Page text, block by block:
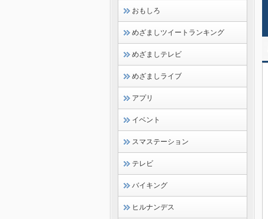
おもしろ
めざましツイートランキング
めざましテレビ
めざましライブ
アプリ
イベント
スマステーション
テレビ
バイキング
ヒルナンデス